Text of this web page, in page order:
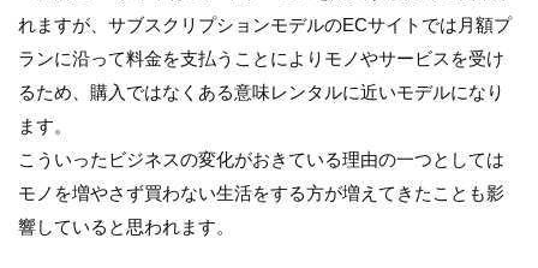
れますが、サブスクリプションモデルのECサイトでは月額プ
ランに沿って料金を支払うことによりモノやサービスを受け
るため、購入ではなくある意味レンタルに近いモデルになり
ます。
こういったビジネスの変化がおきている理由の一つとしては
モノを増やさず買わない生活をする方が増えてきたことも影
響していると思われます。